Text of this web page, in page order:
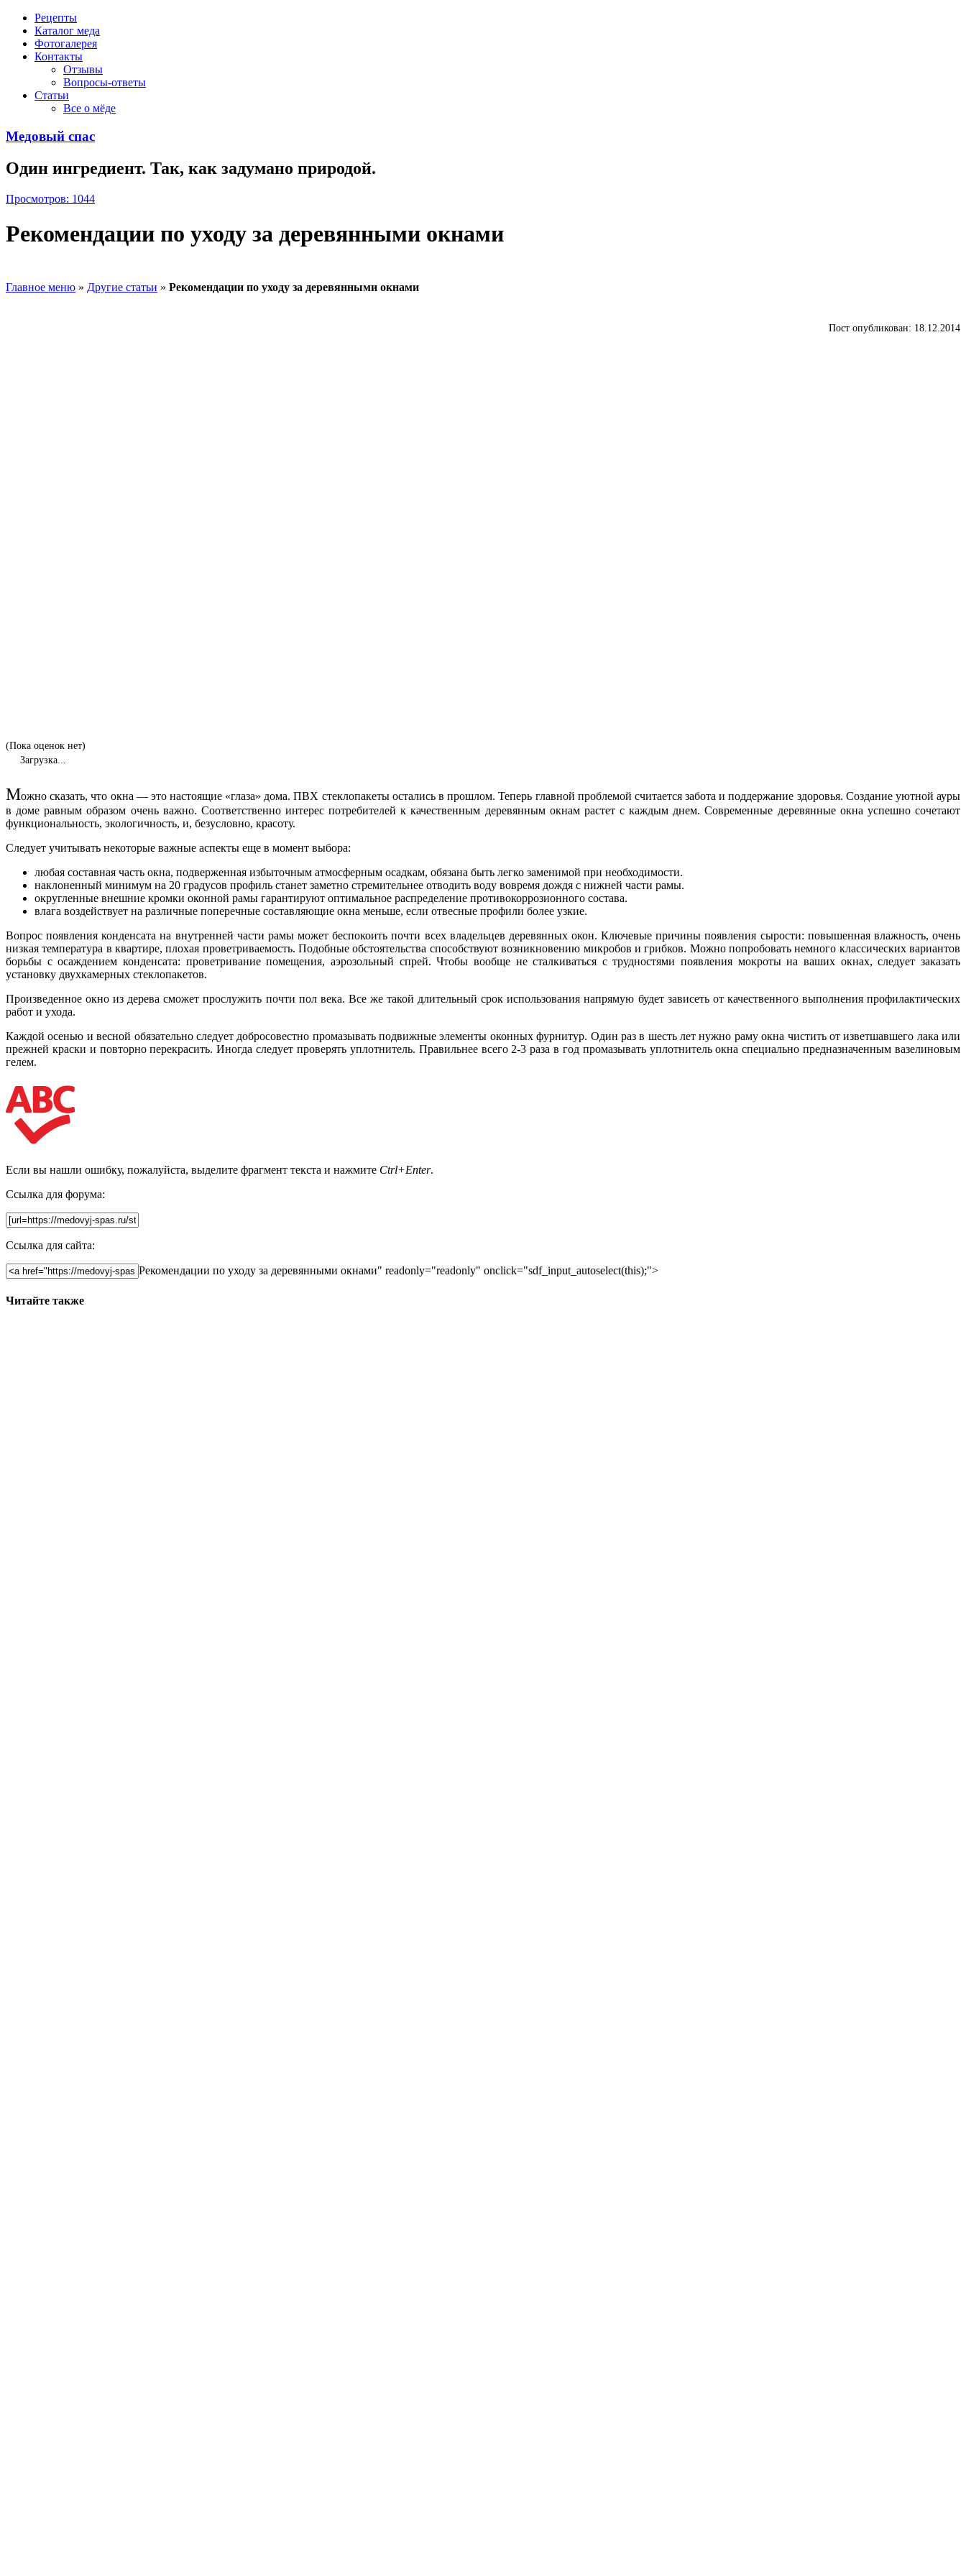
Рецепты
Каталог меда
Фотогалерея
Контакты
Отзывы
Вопросы-ответы
Статьи
Все о мёде
Медовый спас
Один ингредиент. Так, как задумано природой.
Просмотров: 1044
Рекомендации по уходу за деревянными окнами
Главное меню » Другие статьи » Рекомендации по уходу за деревянными окнами
(Пока оценок нет)
Загрузка...
Пост опубликован: 18.12.2014
Можно сказать, что окна — это настоящие «глаза» дома. ПВХ стеклопакеты остались в прошлом. Теперь главной проблемой считается забота и поддержание здоровья. Создание уютной ауры
в доме равным образом очень важно. Соответственно интерес потребителей к качественным деревянным окнам растет с каждым днем. Современные деревянные окна успешно сочетают
функциональность, экологичность, и, безусловно, красоту.
Следует учитывать некоторые важные аспекты еще в момент выбора:
любая составная часть окна, подверженная избыточным атмосферным осадкам, обязана быть легко заменимой при необходимости.
наклоненный минимум на 20 градусов профиль станет заметно стремительнее отводить воду вовремя дождя с нижней части рамы.
округленные внешние кромки оконной рамы гарантируют оптимальное распределение противокоррозионного состава.
влага воздействует на различные поперечные составляющие окна меньше, если отвесные профили более узкие.
Вопрос появления конденсата на внутренней части рамы может беспокоить почти всех владельцев деревянных окон. Ключевые причины появления сырости: повышенная влажность, очень
низкая температура в квартире, плохая проветриваемость. Подобные обстоятельства способствуют возникновению микробов и грибков. Можно попробовать немного классических вариантов
борьбы с осаждением конденсата: проветривание помещения, аэрозольный спрей. Чтобы вообще не сталкиваться с трудностями появления мокроты на ваших окнах, следует заказать
установку двухкамерных стеклопакетов.
Произведенное окно из дерева сможет прослужить почти пол века. Все же такой длительный срок использования напрямую будет зависеть от качественного выполнения профилактических
работ и ухода.
Каждой осенью и весной обязательно следует добросовестно промазывать подвижные элементы оконных фурнитур. Один раз в шесть лет нужно раму окна чистить от изветшавшего лака или
прежней краски и повторно перекрасить. Иногда следует проверять уплотнитель. Правильнее всего 2-3 раза в год промазывать уплотнитель окна специально предназначенным вазелиновым
гелем.
Если вы нашли ошибку, пожалуйста, выделите фрагмент текста и нажмите Ctrl+Enter.
Ссылка для форума:
Ссылка для сайта:
Рекомендации по уходу за деревянными окнами" readonly="readonly" onclick="sdf_input_autoselect(this);">
Читайте также